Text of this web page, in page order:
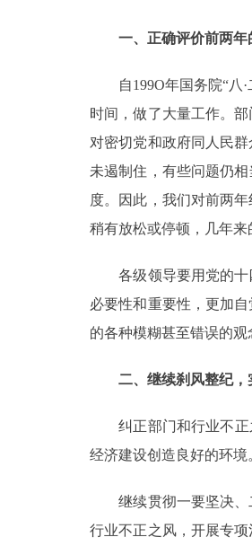
一、正确评价前两
自199O年国务院“八·
时间，做了大量工作。
对密切党和政府同人民
未遏制住，有些问题仍
度。因此，我们对前两
稍有放松或停顿，几年
各级领导要用党的十四
必要性和重要性，更加
的各种模糊甚至错误的
二、继续刹风整纪
纠正部门和行业不正之
经济建设创造良好的环境
继续贯彻一要坚决、二
行业不正之风，开展专